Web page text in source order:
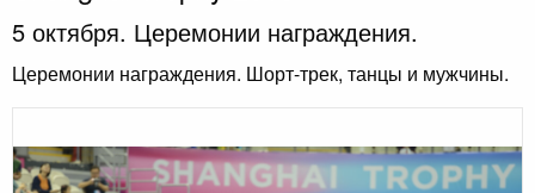
5 октября. Церемонии награждения.
Церемонии награждения. Шорт-трек, танцы и мужчины.